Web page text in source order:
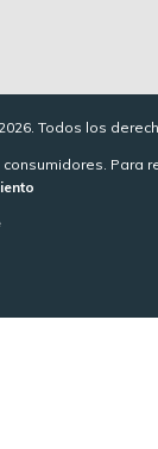
Todos los
Para